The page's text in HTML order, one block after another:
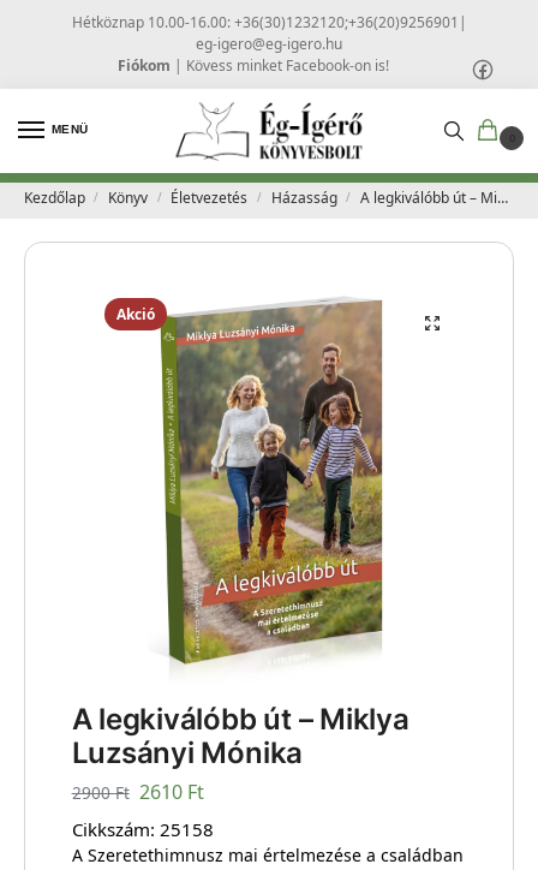
Hétköznap 10.00-16.00: +36(30)1232120;+36(20)9256901 |
eg-igero@eg-igero.hu
Fiókom | Kövess minket Facebook-on is!
MENÜ
0
Kezdőlap / Könyv / Életvezetés / Házasság / A legkiválóbb út – Miklya Luzsányi Mónika
Akció
A legkiválóbb út – Miklya
Luzsányi Mónika
2900Ft 2610 Ft
Cikkszám: 25158
A Szeretethimnusz mai értelmezése a családban